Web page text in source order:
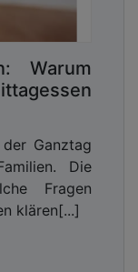
Warum
Ganztag
Die
Fragen
klären[...]